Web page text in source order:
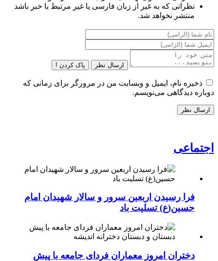
نظراتی که به غیر از زبان فارسی یا غیر مرتبط با خبر باشد
منتشر نخواهد شد.
ارسال نظر پاک کردن !
ذخیره نام، ایمیل و وبسایت من در مرورگر برای زمانی که
دوباره دیدگاهی می‌نویسم.
اجتماعی
فرا رسیدن اربعین سرور و سالار شهیدان امام
حسین(ع) تسلیت باد
دختران امروز معماران فردای جامعه با پیش